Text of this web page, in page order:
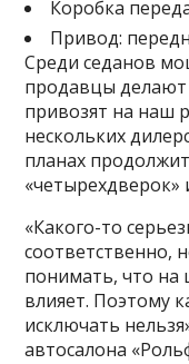
Коробка
Привод:
Среди седанов
продавцы делают
привозят на наш
нескольких
планах
«четырехдверок»
«Какого-то
соответственно,
понимать, что на
влияет. Поэтому
исключать
автосалона